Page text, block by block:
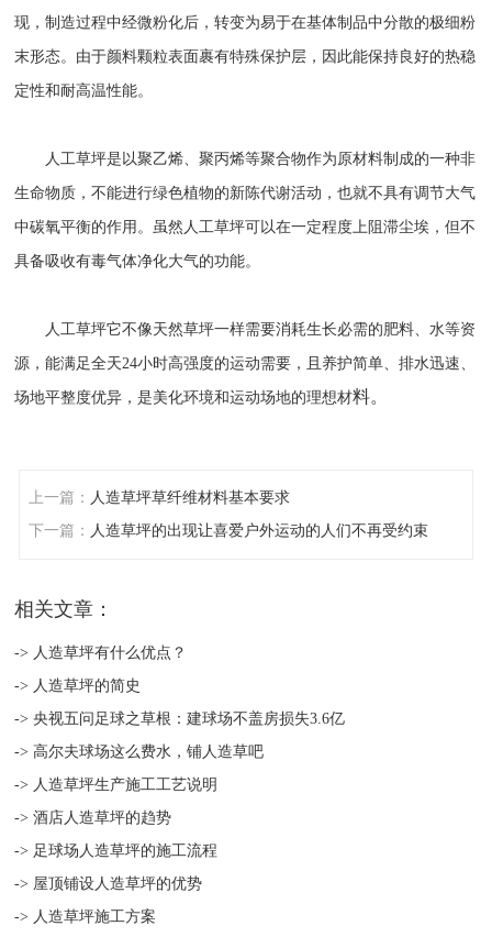
现，制造过程中经微粉化后，转变为易于在基体制品中分散的极细粉
末形态。由于颜料颗粒表面裹有特殊保护层，因此能保持良好的热稳
定性和耐高温性能。
人工草坪是以聚乙烯、聚丙烯等聚合物作为原材料制成的一种非
生命物质，不能进行绿色植物的新陈代谢活动，也就不具有调节大气
中碳氧平衡的作用。虽然人工草坪可以在一定程度上阻滞尘埃，但不
具备吸收有毒气体净化大气的功能。
人工草坪它不像天然草坪一样需要消耗生长必需的肥料、水等资
源，能满足全天24小时高强度的运动需要，且养护简单、排水迅速、
场地平整度优异，是美化环境和运动场地的理想材料。
上一篇： 人造草坪草纤维材料基本要求
下一篇： 人造草坪的出现让喜爱户外运动的人们不再受约束
相关文章：
-> 人造草坪有什么优点？
-> 人造草坪的简史
-> 央视五问足球之草根：建球场不盖房损失3.6亿
-> 高尔夫球场这么费水，铺人造草吧
-> 人造草坪生产施工工艺说明
-> 酒店人造草坪的趋势
-> 足球场人造草坪的施工流程
-> 屋顶铺设人造草坪的优势
-> 人造草坪施工方案